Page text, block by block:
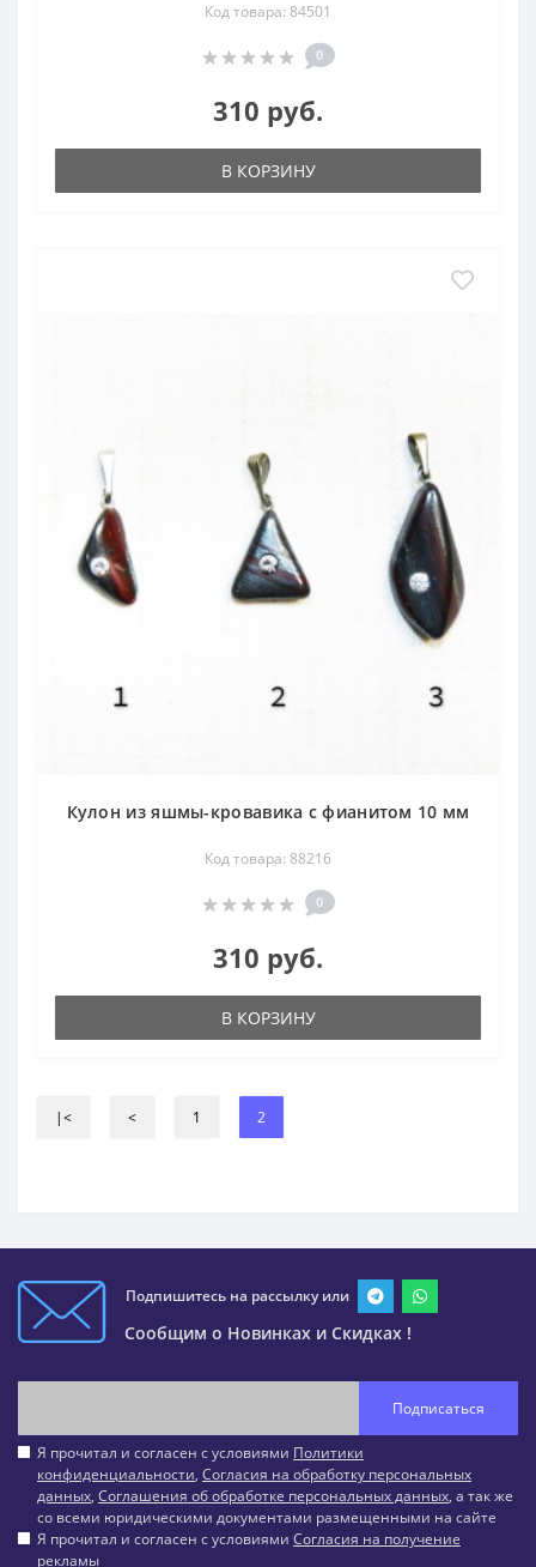
Код товара: 84501
0
310 руб.
В КОРЗИНУ
Кулон из яшмы-кровавика с фианитом 10 мм
Код товара: 88216
0
310 руб.
В КОРЗИНУ
|< < 1 2
Подпишитесь на рассылку или
Сообщим о Новинках и Скидках !
Подписаться
Я прочитал и согласен с условиями Политики
конфиденциальности, Согласия на обработку персональных
данных, Соглашения об обработке персональных данных, а так же
со всеми юридическими документами размещенными на сайте
Я прочитал и согласен с условиями Согласия на получение
рекламы